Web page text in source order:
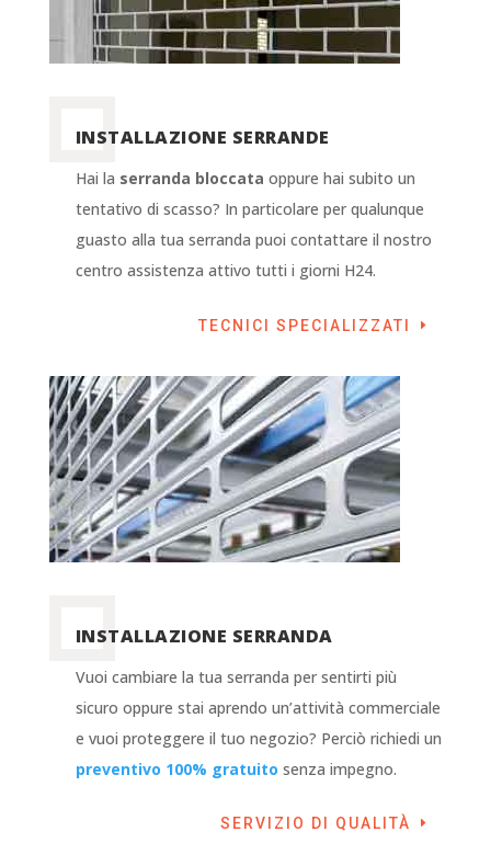
INSTALLAZIONE SERRANDE
Hai la serranda bloccata oppure hai subito un
tentativo di scasso? In particolare per qualunque
guasto alla tua serranda puoi contattare il nostro
centro assistenza attivo tutti i giorni H24.
TECNICI SPECIALIZZATI
INSTALLAZIONE SERRANDA
Vuoi cambiare la tua serranda per sentirti più
sicuro oppure stai aprendo un’attività commerciale
e vuoi proteggere il tuo negozio? Perciò richiedi un
preventivo 100% gratuito senza impegno.
SERVIZIO DI QUALITÀ